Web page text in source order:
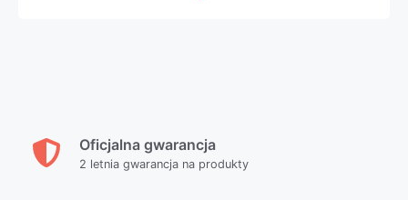
Oficjalna gwarancja
2 letnia gwarancja na produkty